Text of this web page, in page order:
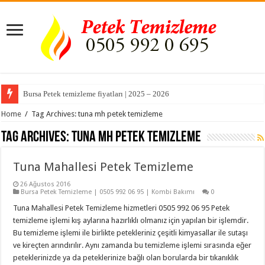
Bursa Petek temizleme fiyatları | 2025 – 2026
Home / Tag Archives: tuna mh petek temizleme
Tag Archives:tuna mh petek temizleme
Tuna Mahallesi Petek Temizleme
26 Ağustos 2016
Bursa Petek Temizleme | 0505 992 06 95 | Kombi Bakımı
0
Tuna Mahallesi Petek Temizleme hizmetleri 0505 992 06 95 Petek
temizleme işlemi kış aylarına hazırlıklı olmanız için yapılan bir işlemdir.
Bu temizleme işlemi ile birlikte petekleriniz çeşitli kimyasallar ile sutaşı
ve kireçten arındırılır. Aynı zamanda bu temizleme işlemi sırasında eğer
peteklerinizde ya da peteklerinize bağlı olan borularda bir tıkanıklık